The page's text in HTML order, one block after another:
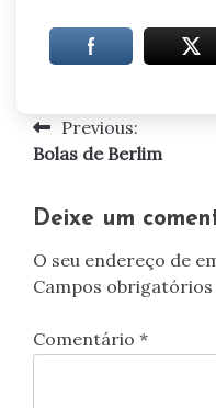
Navegação
artigos
Previous:
Bolas de Berlim
Deixe um
O seu endereço de
Campos
Comentário *